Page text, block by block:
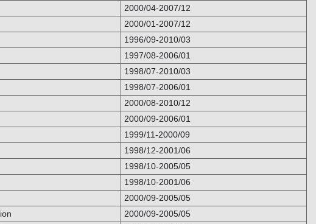
2000/04-2007/12
2000/01-2007/12
1996/09-2010/03
1997/08-2006/01
1998/07-2010/03
1998/07-2006/01
2000/08-2010/12
2000/09-2006/01
1999/11-2000/09
1998/12-2001/06
1998/10-2005/05
1998/10-2001/06
2000/09-2005/05
2000/09-2005/05